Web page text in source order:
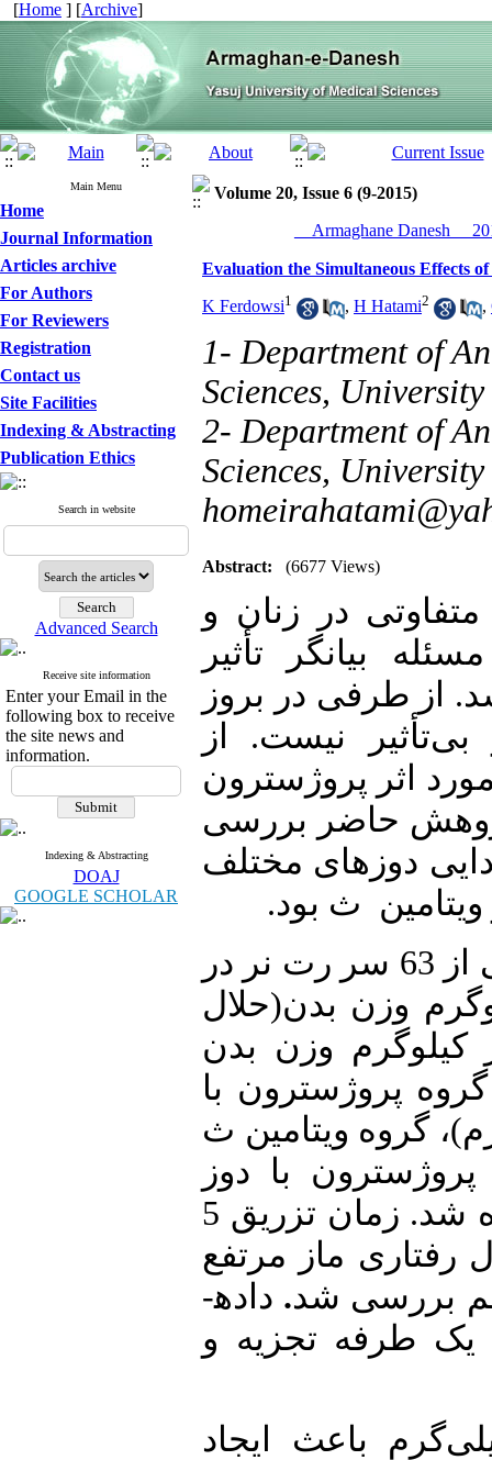
[Home ] [Archive]
Main Menu
Home
Journal Information
Articles archive
For Authors
For Reviewers
Registration
Contact us
Site Facilities
Indexing & Abstracting
Publication Ethics
Search in website
Advanced Search
Receive site information
Enter your Email in the
following box to receive
the site news and
information.
Indexing & Abstracting
DOAJ
GOOGLE SCHOLAR
Volume 20, Issue 6 (9-2015)
__Armaghane Danesh__
Evaluation the Simultaneous Effects
K Ferdowsi1 , H Hatami2 ,
1- Department of
Sciences,
2- Department of
Sciences,
Abstract: (6677 Views)
در زنان و
بیانگر تأثیر
از طرفی در بروز
نیست. از
اثر پروژسترون
حاضر بررسی
دوزهای مختلف
ث بود.
: در این مطالعه تجربی از 63 سر رت نر در
)حلال
بر کیلوگرم وزن بدن
کنجد حلال پروژسترون)، 3 گروه پروژسترون با
کیلو گرم)، گروه ویتامین ث
گرم)، 3 گروه پروژسترون با دوز
شد
. زمان تزریق 5
رفتاری ماز مرتفع
بررسی شد.داده­
یک طرفه تجزیه و
در دوز 5 میلی‌گرم باعث ایجاد